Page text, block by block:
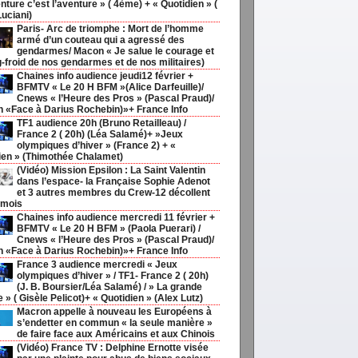
c’est l’aventure » ( 4ème) + « Quotidien » (
Paris- Arc de triomphe : Mort de l’homme
armé d’un couteau qui a agressé des
gendarmes/ Macon « Je salue le courage et
froid de nos gendarmes et de nos militaires)
Chaines info audience jeudi12 février +
BFMTV « Le 20 H BFM »(Alice Darfeuille)/
Cnews « l’Heure des Pros » (Pascal Praud)/
«Face à Darius Rochebin)»+ France Info
TF1 audience 20h (Bruno Retailleau) /
France 2 ( 20h) (Léa Salamé)+ »Jeux
olympiques d’hiver » (France 2) + «
» (Thimothée Chalamet)
(Vidéo) Mission Epsilon : La Saint Valentin
dans l’espace- la Française Sophie Adenot
et 3 autres membres du Crew-12 décollent
Chaines info audience mercredi 11 février +
BFMTV « Le 20 H BFM » (Paola Puerari) /
Cnews « l’Heure des Pros » (Pascal Praud)/
«Face à Darius Rochebin)»+ France Info
France 3 audience mercredi « Jeux
olympiques d’hiver » / TF1- France 2 ( 20h)
(J. B. Boursier/Léa Salamé) / » La grande
» ( Gisèle Pelicot)+ « Quotidien » (Alex Lutz)
Macron appelle à nouveau les Européens à
s’endetter en commun « la seule manière »
de faire face aux Américains et aux Chinois
(Vidéo) France TV : Delphine Ernotte visée